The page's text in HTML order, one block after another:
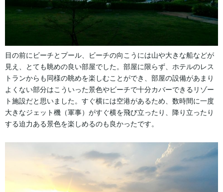
目の前にビーチとプール、ビーチの向こうには山や大きな船などが
見え、とても眺めの良い部屋でした。部屋に限らず、ホテルのレス
トランからも同様の眺めを楽しむことができ、部屋の設備があまり
よくない部分はこういった景色やビーチで十分カバーできるリゾー
ト施設だと思いました。すぐ横には空港があるため、数時間に一度
大きなジェット機（軍事）がすぐ横を飛び立ったり、降り立ったり
する迫力ある景色を楽しめるのも良かったです。